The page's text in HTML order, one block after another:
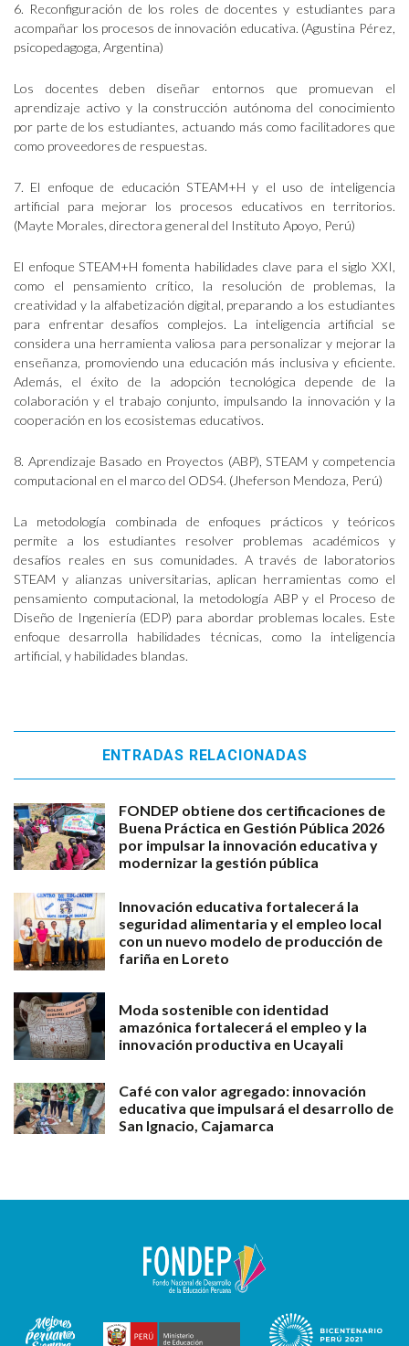
6. Reconfiguración de los roles de docentes y estudiantes para
acompañar los procesos de innovación educativa. (Agustina Pérez,
psicopedagoga, Argentina)
Los docentes deben diseñar entornos que promuevan el
aprendizaje activo y la construcción autónoma del conocimiento
por parte de los estudiantes, actuando más como facilitadores que
como proveedores de respuestas.
7. El enfoque de educación STEAM+H y el uso de inteligencia
artificial para mejorar los procesos educativos en territorios.
(Mayte Morales, directora general del Instituto Apoyo, Perú)
El enfoque STEAM+H fomenta habilidades clave para el siglo XXI,
como el pensamiento crítico, la resolución de problemas, la
creatividad y la alfabetización digital, preparando a los estudiantes
para enfrentar desafíos complejos. La inteligencia artificial se
considera una herramienta valiosa para personalizar y mejorar la
enseñanza, promoviendo una educación más inclusiva y eficiente.
Además, el éxito de la adopción tecnológica depende de la
colaboración y el trabajo conjunto, impulsando la innovación y la
cooperación en los ecosistemas educativos.
8. Aprendizaje Basado en Proyectos (ABP), STEAM y competencia
computacional en el marco del ODS4. (Jheferson Mendoza, Perú)
La metodología combinada de enfoques prácticos y teóricos
permite a los estudiantes resolver problemas académicos y
desafíos reales en sus comunidades. A través de laboratorios
STEAM y alianzas universitarias, aplican herramientas como el
pensamiento computacional, la metodología ABP y el Proceso de
Diseño de Ingeniería (EDP) para abordar problemas locales. Este
enfoque desarrolla habilidades técnicas, como la inteligencia
artificial, y habilidades blandas.
ENTRADAS RELACIONADAS
FONDEP obtiene dos certificaciones de
Buena Práctica en Gestión Pública 2026
por impulsar la innovación educativa y
modernizar la gestión pública
Innovación educativa fortalecerá la
seguridad alimentaria y el empleo local
con un nuevo modelo de producción de
fariña en Loreto
Moda sostenible con identidad
amazónica fortalecerá el empleo y la
innovación productiva en Ucayali
Café con valor agregado: innovación
educativa que impulsará el desarrollo de
San Ignacio, Cajamarca